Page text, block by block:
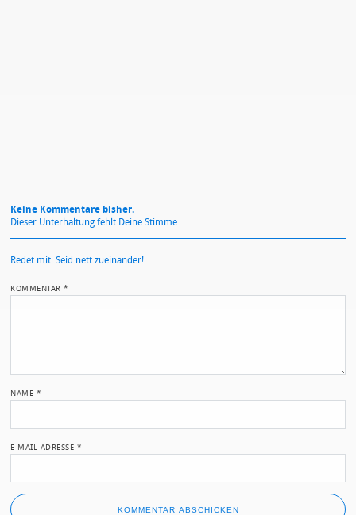
Keine Kommentare bisher.
Dieser Unterhaltung fehlt Deine Stimme.
Redet mit. Seid nett zueinander!
KOMMENTAR*
NAME *
E-MAIL-ADRESSE *